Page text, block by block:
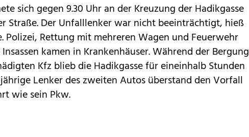
sich gegen 9.30 Uhr an der Kreuzung der Hadikgasse
Straße. Der Unfalllenker war nicht beeinträchtigt, hieß
Polizei, Rettung mit mehreren Wagen und Feuerwehr
kamen in Krankenhäuser. Während der Bergung
Kfz blieb die Hadikgasse für eineinhalb Stunden
Lenker des zweiten Autos überstand den Vorfall
wie sein Pkw.